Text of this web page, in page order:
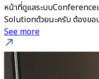
หน้าที่ดูแลระบบ
Solutionด้วยนะครับ ต้องข
See more